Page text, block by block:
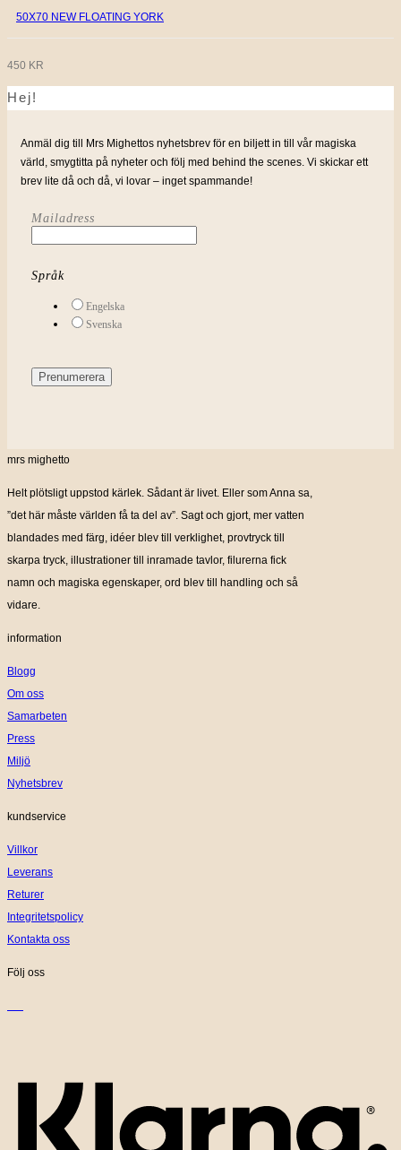
50X70 NEW FLOATING YORK
450 KR
Hej!
Anmäl dig till Mrs Mighettos nyhetsbrev för en biljett in till vår magiska
värld, smygtitta på nyheter och följ med behind the scenes. Vi skickar ett
brev lite då och då, vi lovar – inget spammande!
Mailadress
Språk
Engelska
Svenska
mrs mighetto
Helt plötsligt uppstod kärlek. Sådant är livet. Eller som Anna sa,
”det här måste världen få ta del av”. Sagt och gjort, mer vatten
blandades med färg, idéer blev till verklighet, provtryck till
skarpa tryck, illustrationer till inramade tavlor, filurerna fick
namn och magiska egenskaper, ord blev till handling och så
vidare.
information
Blogg
Om oss
Samarbeten
Press
Miljö
Nyhetsbrev
kundservice
Villkor
Leverans
Returer
Integritetspolicy
Kontakta oss
Följ oss